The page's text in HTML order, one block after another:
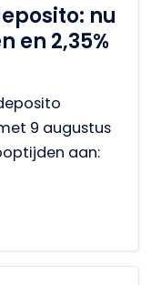
nu
en 2,35%
9 augustus
aan: